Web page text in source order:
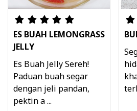
ES BUAH LEMONGRASS
JELLY
Es Buah Jelly Sereh!
Paduan buah segar
dengan jeli pandan,
pektin a ...